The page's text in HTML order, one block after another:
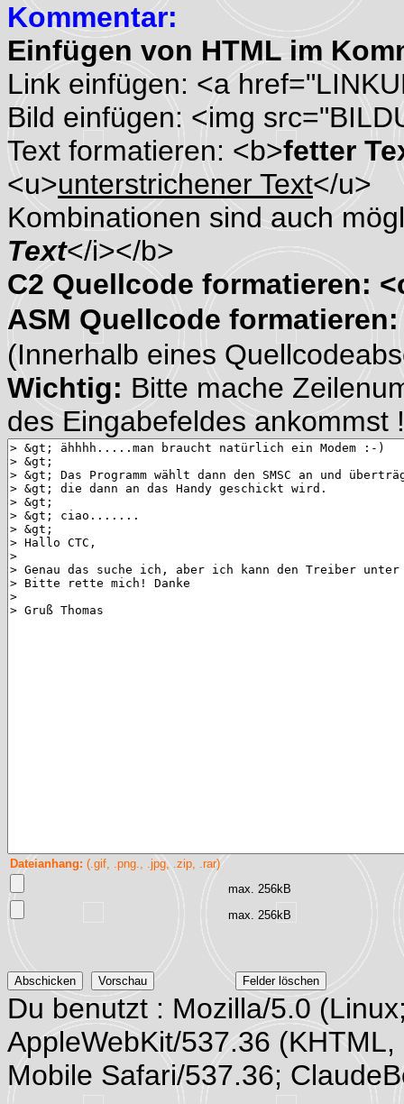
Kommentar:
Einfügen von HTML im
Link einfügen: <a
Bild einfügen: <img
Text formatieren: <b>fetter
<u>unterstrichener Text</u>
Kombinationen sind auch
Text</i></b>
C2 Quellcode formatieren:
ASM Quellcode formatieren:
(Innerhalb eines
Wichtig: Bitte mache
des Eingabefeldes
Dateianhang: (.gif, .png., .jpg, .zip, .rar)
max. 256kB
max. 256kB
Du benutzt : Mozilla/5.0
AppleWebKit/537.36
Mobile Safari/537.36;